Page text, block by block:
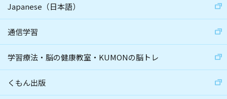
Japanese（日本語）
通信学習
学習療法・脳の健康教室・KUMONの脳トレ
くもん出版